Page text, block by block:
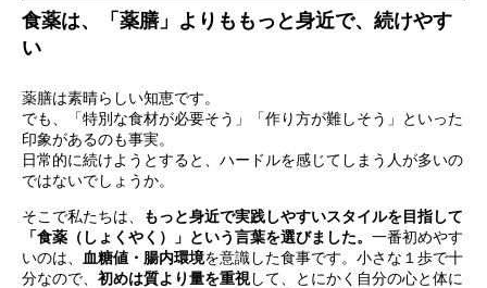
食薬は、「薬膳」よりももっと身近で、続けやす
い
薬膳は素晴らしい知恵です。
でも、「特別な食材が必要そう」「作り方が難しそう」といった
印象があるのも事実。
日常的に続けようとすると、ハードルを感じてしまう人が多いの
ではないでしょうか。
そこで私たちは、
もっと身近で実践しやすいスタイルを目指して
「食薬（しょくやく）」という言葉を選びました。 一番初めやす
いのは、
血糖値・腸内環境を意識した食事です。小さな１歩で十
分なので、 初めは質より量を重視して、とにかく自分の心と体に